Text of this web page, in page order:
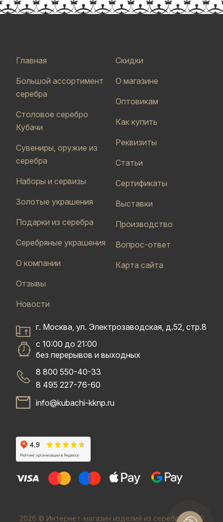
Главная
Большой ассортимент
серебра
Столовое серебро
Кубачи
Сувениры, оружие из
серебра
Наборы и сервизы
Золотые украшения
Подарки из серебра
Серебряные украшения
О компании
Отзывы
Новости
Скидки
О магазине
Оптовикам
Как купить
Реквизиты
Статьи
Сертификаты
Выставки
Производство
Вопрос-ответ
Карта сайта
г. Москва, ул. Электрозаводская, д.52, стр.8
с 10:00 до 21:00
без перерывов и выходных
8 800 550-40-33
8 495 227-76-60
info@kubachi-kknp.ru
2026 © Интернет-магазин изделий из серебра. ООО